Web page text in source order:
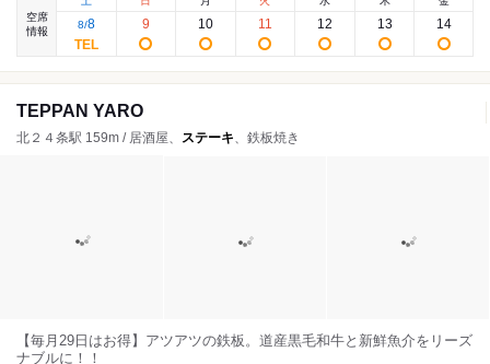
空席
情報
8/8 9 10 11 12 13 14
TEPPAN YARO
北２４条駅 159m / 居酒屋、 ステーキ、鉄板焼き
【毎月29日はお得】アツアツの鉄板。道産黒毛和牛と新鮮魚介をリーズ
ナブルに！！